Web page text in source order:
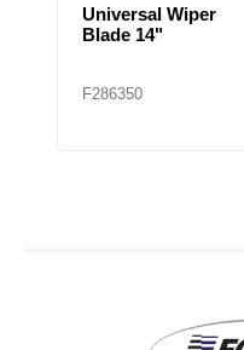
Special Series
Wiper Blade 22"
F286363